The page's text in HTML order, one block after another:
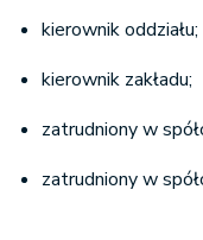
kierownik oddziału;
kierownik zakładu;
zatrudniony w
zatrudniony w